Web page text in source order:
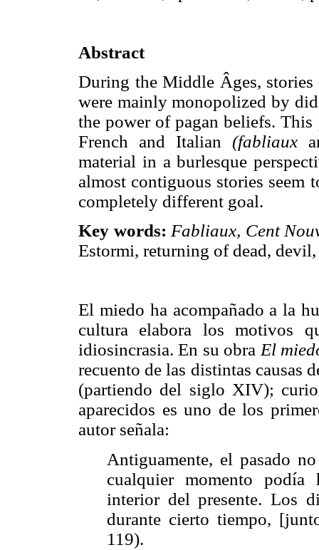
Abstract
During the Middle Âges,
were mainly monopolized by
the power of pagan beliefs. This
French and Italian (fabliaux
material in a burlesque
almost contiguous stories seem
completely different goal.
Key words: Fabliaux, Cent
Estormi, returning of dead,
El miedo ha acompañado a la
cultura elabora los motivos
idiosincrasia. En su obraEl
recuento de las distintas causas
(partiendo del siglo XIV);
aparecidos es uno de los
autor señala:
Antiguamente, el pasado
cualquier momento podía
interior del presente. Los
durante cierto tiempo,
119).